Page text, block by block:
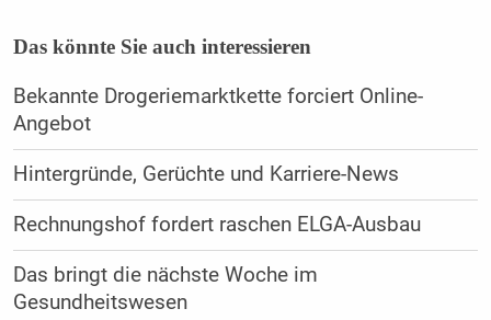
Das könnte Sie auch interessieren
Bekannte Drogeriemarktkette forciert Online-
Angebot
Hintergründe, Gerüchte und Karriere-News
Rechnungshof fordert raschen ELGA-Ausbau
Das bringt die nächste Woche im
Gesundheitswesen